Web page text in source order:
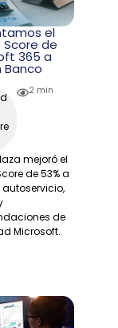
el
Score de
365 a
Banco
2 min
mejoró el
de 53% a
autoservicio,
de
Microsoft.